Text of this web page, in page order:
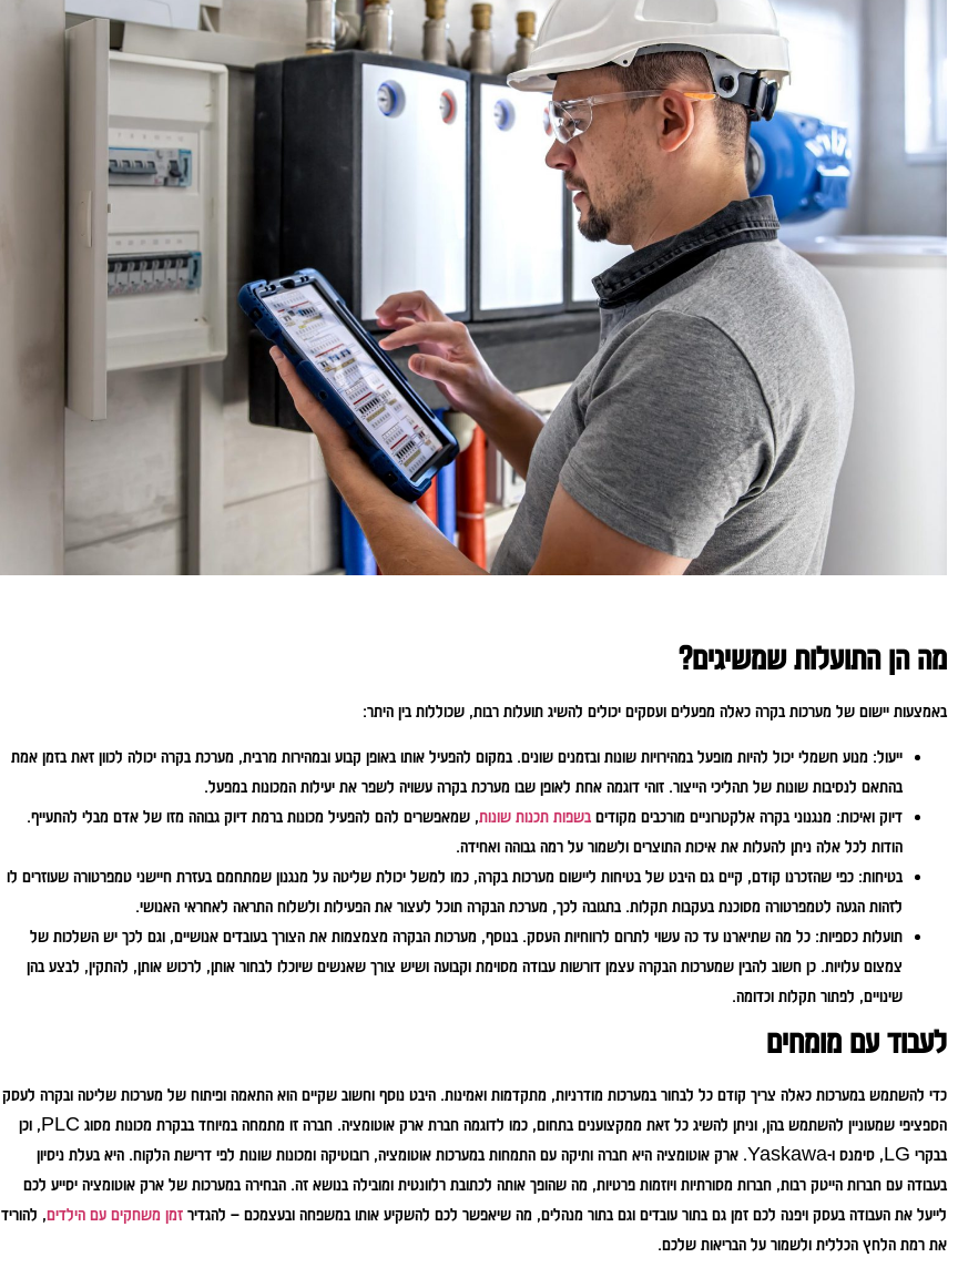
מה הן התועלות שמשיגים?
באמצעות יישום של מערכות בקרה כאלה מפעלים ועסקים יכולים להשיג תועלות רבות, שכוללות בין היתר:
ייעול: מנוע חשמלי יכול להיות מופעל במהירויות שונות ובזמנים שונים. במקום להפעיל אותו באופן קבוע ובמהירות מרבית, מערכת בקרה יכולה לכוון זאת בזמן אמת
בהתאם לנסיבות שונות של תהליכי הייצור. זוהי דוגמה אחת לאופן שבו מערכת בקרה עשויה לשפר את יעילות המכונות במפעל.
דיוק ואיכות: מנגנוני בקרה אלקטרוניים מורכבים מקודים בשפות תכנות שונות, שמאפשרים להם להפעיל מכונות ברמת דיוק גבוהה מזו של אדם מבלי להתעייף.
הודות לכל אלה ניתן להעלות את איכות התוצרים ולשמור על רמה גבוהה ואחידה.
בטיחות: כפי שהזכרנו קודם, קיים גם היבט של בטיחות ליישום מערכות בקרה, כמו למשל יכולת שליטה על מנגנון שמתחמם בעזרת חיישני טמפרטורה שעוזרים לו
לזהות הגעה לטמפרטורה מסוכנת בעקבות תקלות. בתגובה לכך, מערכת הבקרה תוכל לעצור את הפעילות ולשלוח התראה לאחראי האנושי.
תועלות כספיות: כל מה שתיארנו עד כה עשוי לתרום לרווחיות העסק. בנוסף, מערכות הבקרה מצמצמות את הצורך בעובדים אנושיים, וגם לכך יש השלכות של
צמצום עלויות. כן חשוב להבין שמערכות הבקרה עצמן דורשות עבודה מסוימת וקבועה ושיש צורך שאנשים שיוכלו לבחור אותן, לרכוש אותן, להתקין, לבצע בהן
שינויים, לפתור תקלות וכדומה.
לעבוד עם מומחים
כדי להשתמש במערכות כאלה צריך קודם כל לבחור במערכות מודרניות, מתקדמות ואמינות. היבט נוסף וחשוב שקיים הוא התאמה ופיתוח של מערכות שליטה ובקרה לעסק
הספציפי שמעוניין להשתמש בהן, וניתן להשיג כל זאת ממקצוענים בתחום, כמו לדוגמה חברת ארק אוטומציה. חברה זו מתמחה במיוחד בבקרת מכונות מסוג PLC, וכן
בבקרי LG, סימנס ו-Yaskawa. ארק אוטומציה היא חברה ותיקה עם התמחות במערכות אוטומציה, רובוטיקה ומכונות שונות לפי דרישת הלקוח. היא בעלת ניסיון
בעבודה עם חברות הייטק רבות, חברות מסורתיות ויוזמות פרטיות, מה שהופך אותה לכתובת רלוונטית ומובילה בנושא זה. הבחירה במערכות של ארק אוטומציה יסייע לכם
לייעל את העבודה בעסק ויפנה לכם זמן גם בתור עובדים וגם בתור מנהלים, מה שיאפשר לכם להשקיע אותו במשפחה ובעצמכם – להגדיר זמן משחקים עם הילדים, להוריד
את רמת הלחץ הכללית ולשמור על הבריאות שלכם.